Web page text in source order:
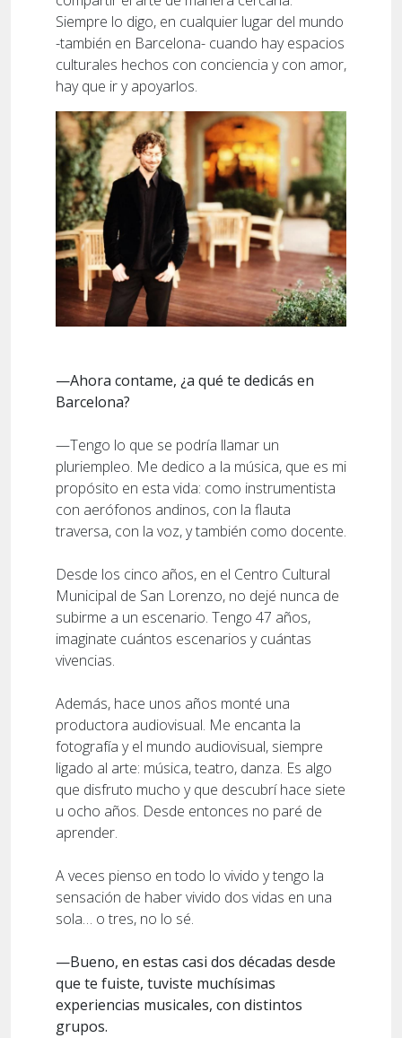
Siempre lo digo, en cualquier lugar del mundo
-también en Barcelona- cuando hay espacios
culturales hechos con conciencia y con amor,
hay que ir y apoyarlos.
—Ahora contame, ¿a qué te dedicás en
Barcelona?
—Tengo lo que se podría llamar un
pluriempleo. Me dedico a la música, que es mi
propósito en esta vida: como instrumentista
con aerófonos andinos, con la flauta
traversa, con la voz, y también como docente.
Desde los cinco años, en el Centro Cultural
Municipal de San Lorenzo, no dejé nunca de
subirme a un escenario. Tengo 47 años,
imaginate cuántos escenarios y cuántas
vivencias.
Además, hace unos años monté una
productora audiovisual. Me encanta la
fotografía y el mundo audiovisual, siempre
ligado al arte: música, teatro, danza. Es algo
que disfruto mucho y que descubrí hace siete
u ocho años. Desde entonces no paré de
aprender.
A veces pienso en todo lo vivido y tengo la
sensación de haber vivido dos vidas en una
sola… o tres, no lo sé.
—Bueno, en estas casi dos décadas desde
que te fuiste, tuviste muchísimas
experiencias musicales, con distintos
grupos.